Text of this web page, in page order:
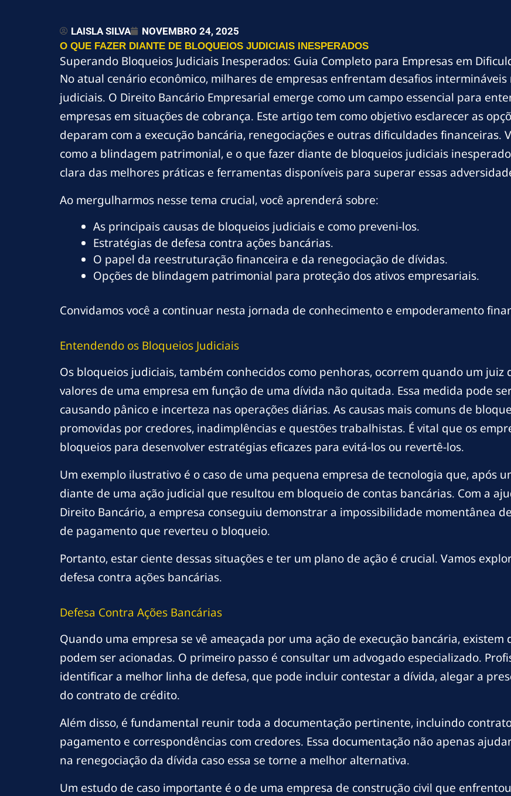
LAISLA SILVA NOVEMBRO 24, 2025
O QUE FAZER DIANTE DE BLOQUEIOS JUDICIAIS INESPERADOS
Superando Bloqueios Judiciais Inesperados: Guia Completo para Empresas em
No atual cenário econômico, milhares de empresas enfrentam desafios
judiciais. O Direito Bancário Empresarial emerge como um campo essencial para
empresas em situações de cobrança. Este artigo tem como objetivo esclarecer as
deparam com a execução bancária, renegociações e outras dificuldades financeiras.
como a blindagem patrimonial, e o que fazer diante de bloqueios judiciais
clara das melhores práticas e ferramentas disponíveis para superar essas
Ao mergulharmos nesse tema crucial, você aprenderá sobre:
As principais causas de bloqueios judiciais e como preveni-los.
Estratégias de defesa contra ações bancárias.
O papel da reestruturação financeira e da renegociação de dívidas.
Opções de blindagem patrimonial para proteção dos ativos empresariais.
Convidamos você a continuar nesta jornada de conhecimento e empoderamento
Entendendo os Bloqueios Judiciais
Os bloqueios judiciais, também conhecidos como penhoras, ocorrem quando um
valores de uma empresa em função de uma dívida não quitada. Essa medida pode
causando pânico e incerteza nas operações diárias. As causas mais comuns de
promovidas por credores, inadimplências e questões trabalhistas. É vital que os
bloqueios para desenvolver estratégias eficazes para evitá-los ou revertê-los.
Um exemplo ilustrativo é o caso de uma pequena empresa de tecnologia que, após
diante de uma ação judicial que resultou em bloqueio de contas bancárias. Com a
Direito Bancário, a empresa conseguiu demonstrar a impossibilidade momentânea
de pagamento que reverteu o bloqueio.
Portanto, estar ciente dessas situações e ter um plano de ação é crucial. Vamos
defesa contra ações bancárias.
Defesa Contra Ações Bancárias
Quando uma empresa se vê ameaçada por uma ação de execução bancária,
podem ser acionadas. O primeiro passo é consultar um advogado especializado.
identificar a melhor linha de defesa, que pode incluir contestar a dívida, alegar a
do contrato de crédito.
Além disso, é fundamental reunir toda a documentação pertinente, incluindo
pagamento e correspondências com credores. Essa documentação não apenas
na renegociação da dívida caso essa se torne a melhor alternativa.
Um estudo de caso importante é o de uma empresa de construção civil que